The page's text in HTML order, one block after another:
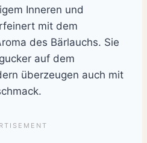
Inneren und
mit dem
des Bärlauchs. Sie
auf dem
überzeugen auch mit